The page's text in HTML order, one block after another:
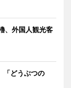
、外国人観光客
どうぶつの